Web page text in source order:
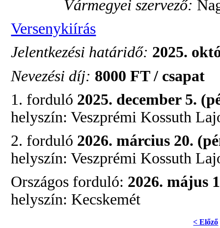
Vármegyei szervező:
Versenykiírás
Jelentkezési határidő: 2025.
Nevezési díj: 8000 FT / csapat
1. forduló 2025. december 5.
helyszín: Veszprémi Kossuth
2. forduló 2026. március 20.
helyszín: Veszprémi Kossuth
Országos forduló: 2026. május
helyszín: Kecskemét
< Előző